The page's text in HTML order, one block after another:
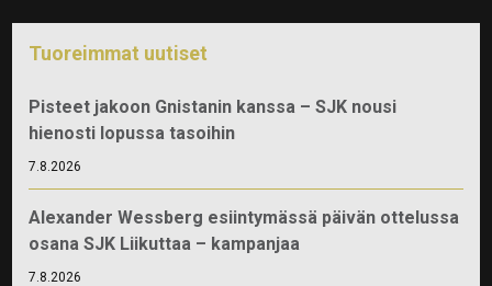
Tuoreimmat uutiset
Pisteet jakoon Gnistanin kanssa – SJK nousi
hienosti lopussa tasoihin
7.8.2026
Alexander Wessberg esiintymässä päivän ottelussa
osana SJK Liikuttaa – kampanjaa
7.8.2026